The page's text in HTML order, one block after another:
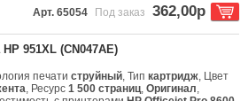
Арт. 65054 Под заказ 362,00р
951XL (CN047AE)
печатиструйный, Типкартридж, Цвет
, Ресурс1 500 страниц,Оригинал,